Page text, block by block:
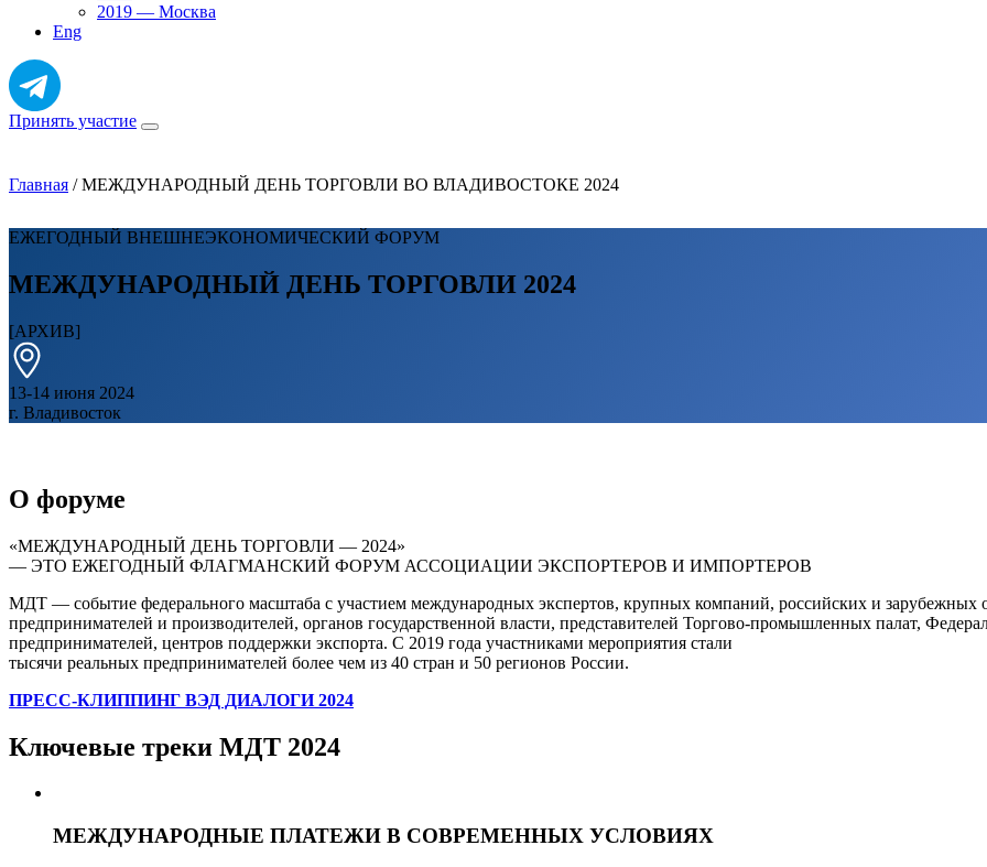
2019 — Москва
Eng
Принять участие
Главная /МЕЖДУНАРОДНЫЙ ДЕНЬ ТОРГОВЛИ ВО ВЛАДИВОСТОКЕ 2024
ЕЖЕГОДНЫЙ ВНЕШНЕЭКОНОМИЧЕСКИЙ ФОРУМ
МЕЖДУНАРОДНЫЙ ДЕНЬ ТОРГОВЛИ 2024
[АРХИВ]
13-14 июня 2024
г. Владивосток
О форуме
«МЕЖДУНАРОДНЫЙ ДЕНЬ ТОРГОВЛИ — 2024»
— ЭТО ЕЖЕГОДНЫЙ ФЛАГМАНСКИЙ ФОРУМ АССОЦИАЦИИ ЭКСПОРТЕРОВ И ИМПОРТЕРОВ
МДТ — событие федерального масштаба с участием международных экспертов, крупных компаний, российских и зарубежных
предпринимателей и производителей, органов государственной власти, представителей Торгово-промышленных палат,
предпринимателей, центров поддержки экспорта. С 2019 года участниками мероприятия стали
тысячи реальных предпринимателей более чем из 40 стран и 50 регионов России.
ПРЕСС-КЛИППИНГ ВЭД ДИАЛОГИ 2024
Ключевые треки МДТ 2024
МЕЖДУНАРОДНЫЕ ПЛАТЕЖИ В СОВРЕМЕННЫХ УСЛОВИЯХ